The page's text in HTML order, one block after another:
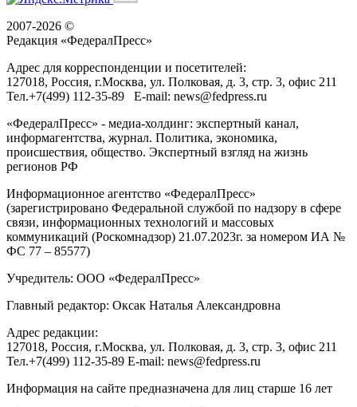
2007-2026 ©
Редакция «ФедералПресс»
Адрес для корреспонденции и посетителей:
127018, Россия, г.Москва, ул. Полковая, д. 3, стр. 3, офис 211
Тел.+7(499) 112-35-89 E-mail: news@fedpress.ru
«ФедералПресс» - медиа-холдинг: экспертный канал,
информагентства, журнал. Политика, экономика,
происшествия, общество. Экспертный взгляд на жизнь
регионов РФ
Информационное агентство «ФедералПресс»
(зарегистрировано Федеральной службой по надзору в сфере
связи, информационных технологий и массовых
коммуникаций (Роскомнадзор) 21.07.2023г. за номером ИА №
ФС 77 – 85577)
Учредитель: ООО «ФедералПресс»
Главный редактор: Оксак Наталья Александровна
Адрес редакции:
127018, Россия, г.Москва, ул. Полковая, д. 3, стр. 3, офис 211
Тел.+7(499) 112-35-89 E-mail: news@fedpress.ru
Информация на сайте предназначена для лиц старше 16 лет